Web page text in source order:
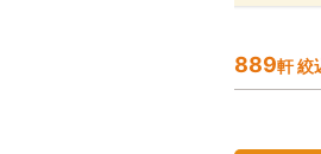
889軒 絞